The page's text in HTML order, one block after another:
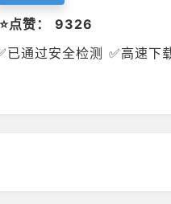
⭐点赞： 9326
已通过安全检测 ✅高速下